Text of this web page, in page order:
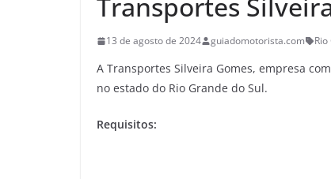
13 de agosto de 2024 guiadomotorista.com
A Transportes Silveira Gomes, empresa
no estado do Rio Grande do Sul.
Requisitos: